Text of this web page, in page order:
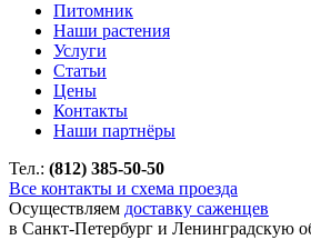
Питомник
Наши растения
Услуги
Статьи
Цены
Контакты
Наши партнёры
Тел.: (812) 385-50-50
Все контакты и схема проезда
Осуществляем доставку саженцев
в Санкт-Петербург и Ленинградскую